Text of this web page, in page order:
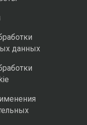
данных